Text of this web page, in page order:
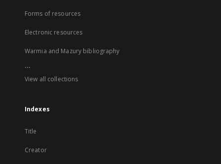
Forms of resources
Electronic resources
Warmia and Mazury bibliography
...
View all collections
Indexes
Title
Creator